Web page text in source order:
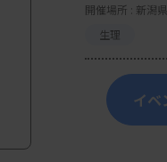
開催場所 : 新潟県
生理
イベ